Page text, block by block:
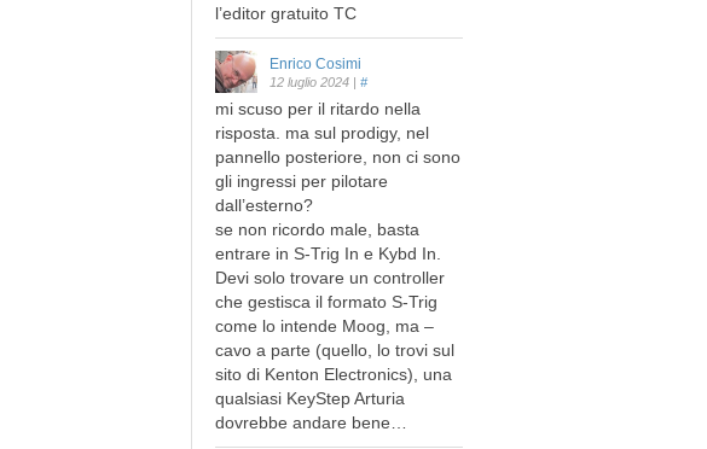
l’editor gratuito TC
Enrico Cosimi
12 luglio 2024 | #
mi scuso per il ritardo nella
risposta. ma sul prodigy, nel
pannello posteriore, non ci sono
gli ingressi per pilotare
dall’esterno?
se non ricordo male, basta
entrare in S-Trig In e Kybd In.
Devi solo trovare un controller
che gestisca il formato S-Trig
come lo intende Moog, ma –
cavo a parte (quello, lo trovi sul
sito di Kenton Electronics), una
qualsiasi KeyStep Arturia
dovrebbe andare bene…